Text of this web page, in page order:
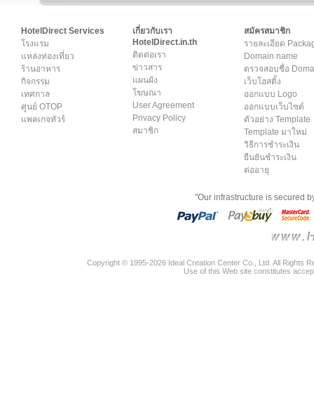
HotelDirect Services
โรงแรม
แหล่งท่องเที่ยว
ร้านอาหาร
กิจกรรม
เทศกาล
ศูนย์ OTOP
แพคเกจทัวร์
เกี่ยวกับเรา
HotelDirect.in.th
ติดต่อเรา
ข่าวสาร
แผนผัง
โฆษณา
User Agreement
Privacy Policy
สมาชิก
สมัครสมาชิก
รายละเอียด
Domain name
ตรวจสอบชื่อ
เว็บโฮสติ้ง
ออกแบบ Logo
ออกแบบเว็บไซต์
ตัวอย่าง Template
Template มาใหม่
วิธีการชำระเงิน
ยืนยันชำระเงิน
ต่ออายุ
"Our infrastructure is secured
Copyright © 1995-2026 Ideal Creation Center Co., Ltd. All Rights
Use of this Web site constitutes